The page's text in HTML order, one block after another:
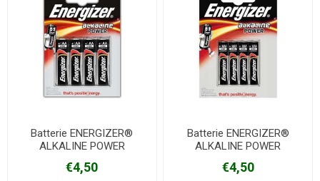
Batterie ENERGIZER®
ALKALINE POWER
€4,50
Batterie ENERGIZER®
ALKALINE POWER
€4,50